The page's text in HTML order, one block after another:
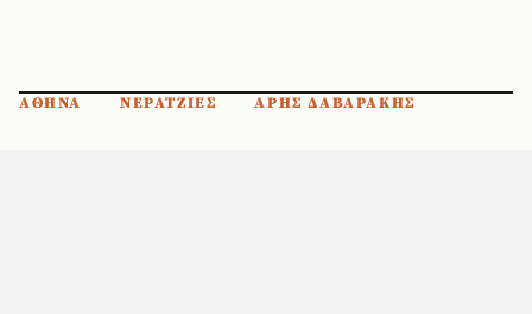
ΑΘΗΝΑ ΝΕΡΑΤΖΙΕΣ ΑΡΗΣ ΔΑΒΑΡΑΚΗΣ